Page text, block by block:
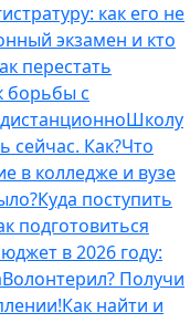
как его не
экзамен и кто
перестать
борьбы с
Школу
сейчас. Как?Что
в колледже и вузе
Куда поступить
подготовиться
в 2026 году:
Волонтерил? Получи
Как найти и